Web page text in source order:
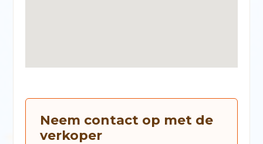
Neem contact op met de
verkoper